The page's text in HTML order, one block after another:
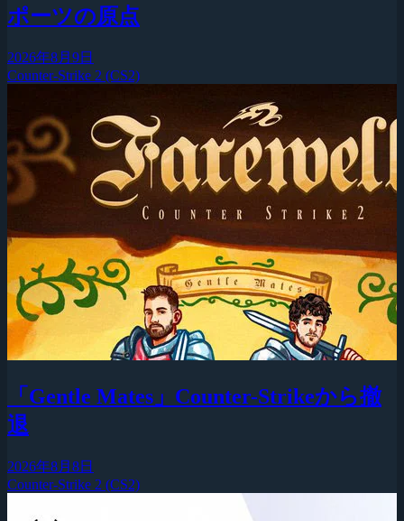
ポーツの原点
2026年8月9日
Counter-Strike 2 (CS2)
「Gentle Mates」Counter-Strikeから撤
退
2026年8月8日
Counter-Strike 2 (CS2)